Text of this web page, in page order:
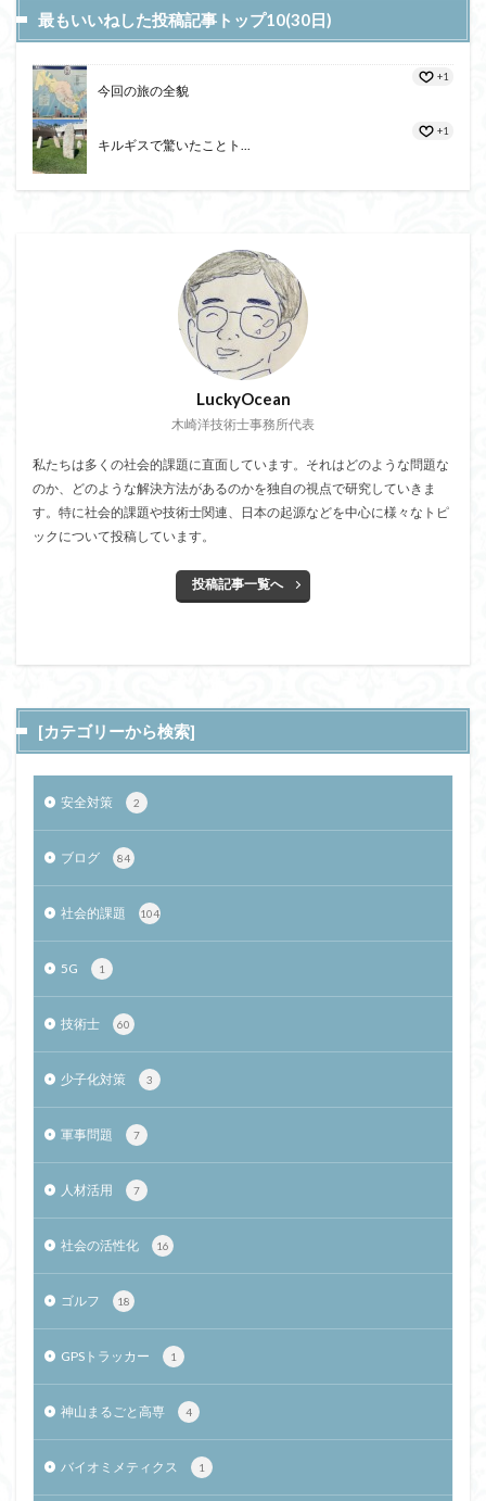
最もいいねした投稿記事トップ10(30日)
今回の旅の全貌
+1
キルギスで驚いたことト...
+1
LuckyOcean
木崎洋技術士事務所代表
私たちは多くの社会的課題に直面しています。それはどのような問題な
のか、どのような解決方法があるのかを独自の視点で研究していきま
す。特に社会的課題や技術士関連、日本の起源などを中心に様々なトピ
ックについて投稿しています。
投稿記事一覧へ
[カテゴリーから検索]
安全対策 2
ブログ 84
社会的課題 104
5G 1
技術士 60
少子化対策 3
軍事問題 7
人材活用 7
社会の活性化 16
ゴルフ 18
GPSトラッカー 1
神山まるごと高専 4
バイオミメティクス 1